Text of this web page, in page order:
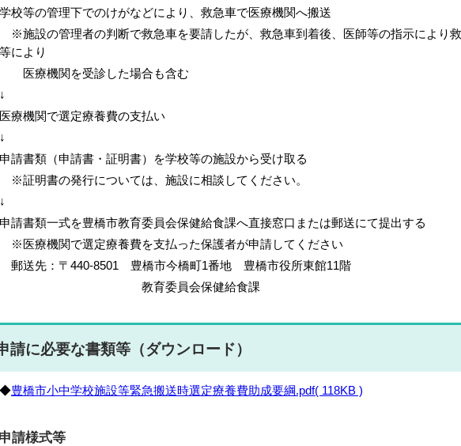
校等の管理下でのけがなどにより、救急車で医療機関へ搬送
設の管理者の判断で救急車を要請したが、救急車到着後、医師等の指示により
等により
療機関を受診した場合も含む
療機関で選定療養費の支払い
請書類（申請書・証明書）を学校等の施設から受け取る
明書の発行については、施設に相談してください。
請書類一式を豊橋市教育委員会保健給食課へ直接窓口または郵送にて提出する
療機関で選定療養費を支払った保護者が申請してください
送先：〒440-8501 豊橋市今橋町1番地 豊橋市役所東館11階
育委員会保健給食課
請に必要な書類等（ダウンロード）
豊橋市小中学校施設等緊急搬送時選定療養費助成要綱.pdf( 118KB )
申請様式等